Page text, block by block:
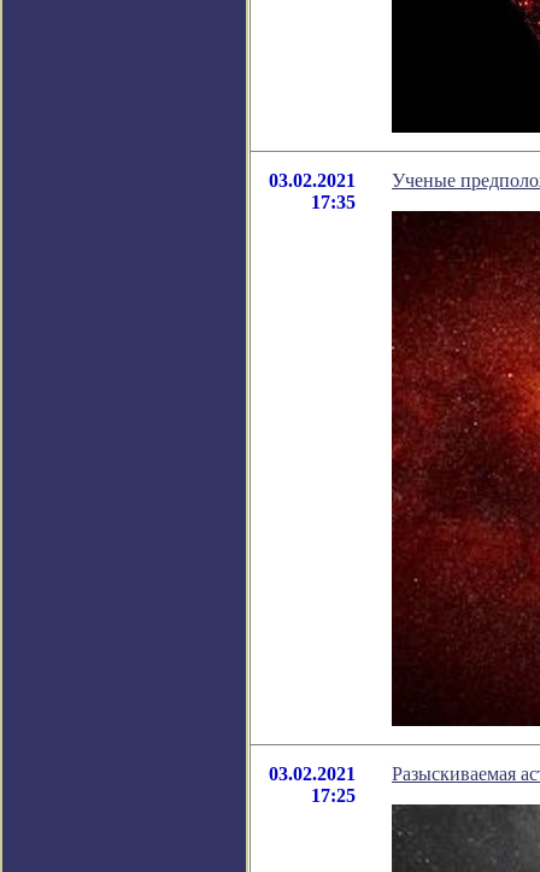
03.02.2021
17:35
Ученые
03.02.2021
17:25
Разыскиваемая